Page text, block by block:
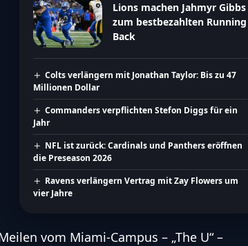
Lions machen Jahmyr Gibbs
zum bestbezahlten Running
Back
Colts verlängern mit Jonathan Taylor: Bis zu 47
Millionen Dollar
Commanders verpflichten Stefon Diggs für ein
Jahr
NFL ist zurück: Cardinals und Panthers eröffnen
die Preseason 2026
Ravens verlängern Vertrag mit Zay Flowers um
vier Jahre
vom Miami-Campus – „The U“ –